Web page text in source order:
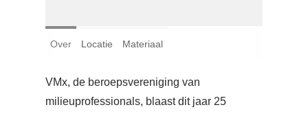
Over Locatie Materiaal
VMx, de beroepsvereniging van
milieuprofessionals, blaast dit jaar 25
Nederlands